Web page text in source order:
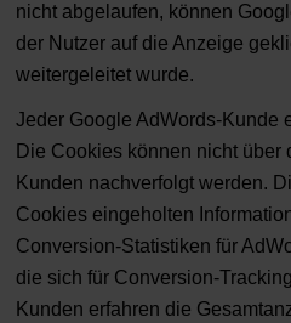
nicht abgelaufen, können
der Nutzer auf die Anzeige
weitergeleitet wurde.
Jeder Google AdWords-Kunde
Die Cookies können nicht über
Kunden nachverfolgt werden.
Cookies eingeholten
Conversion-Statistiken für
die sich für Conversion-
Kunden erfahren die